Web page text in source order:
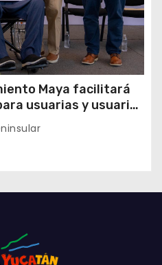
Maya facilitará
usuarias y usuarios